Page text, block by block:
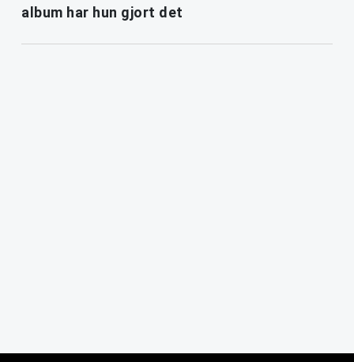
album har hun gjort det